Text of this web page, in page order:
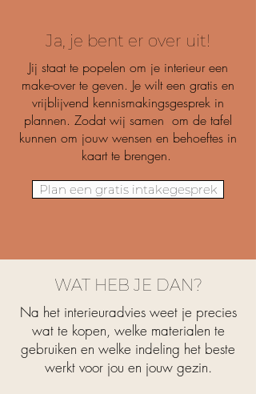
Ja, je bent er over uit!
Jij staat te popelen om je interieur een
make-over te geven. Je wilt een gratis en
vrijblijvend kennismakingsgesprek in
plannen. Zodat wij samen om de tafel
kunnen om jouw wensen en behoeftes in
kaart te brengen.
Plan een gratis intakegesprek
WAT HEB JE DAN?
Na het interieuradvies weet je precies
wat te kopen, welke materialen te
gebruiken en welke indeling het beste
werkt voor jou en jouw gezin.